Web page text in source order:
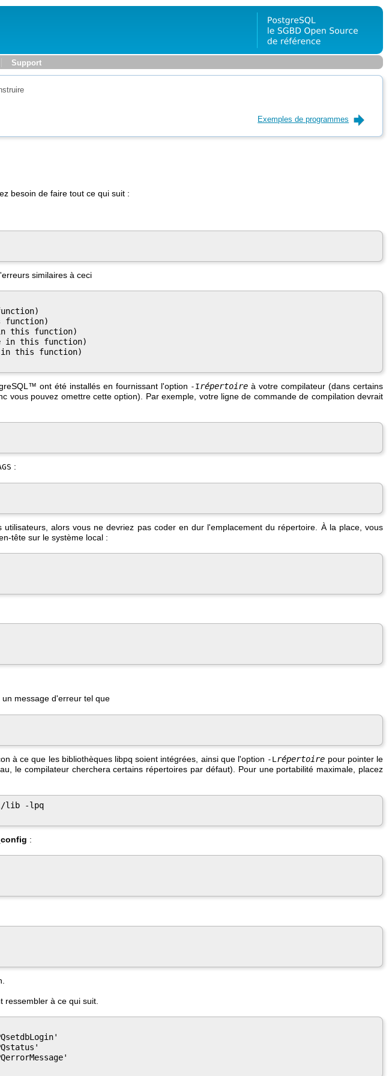
Support
Exemples de programmes
besoin de faire tout ce qui suit :
similaires à ceci
function)
this function)
in this function)
this function)
™ ont été installés en fournissant l'option -Irépertoire à votre compilateur (dans certains
vous pouvez omettre cette option). Par exemple, votre ligne de commande de compilation devrait
:
alors vous ne devriez pas coder en dur l'emplacement du répertoire. À la place, vous
tête sur le système local :
message d'erreur tel que
à ce que les bibliothèques libpq soient intégrées, ainsi que l'option -L répertoire pour pointer le
le compilateur cherchera certains répertoires par défaut). Pour une portabilité maximale, placez
lib -lpq
:
à ce qui suit.